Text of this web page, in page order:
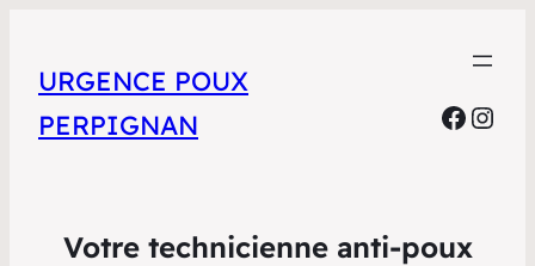
URGENCE POUX
PERPIGNAN
https://
Votre technicienne anti-poux